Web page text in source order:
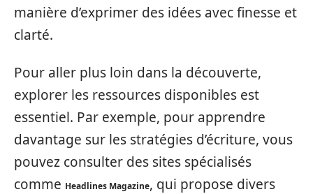
manière d’exprimer des idées avec finesse et
clarté.
Pour aller plus loin dans la découverte,
explorer les ressources disponibles est
essentiel. Par exemple, pour apprendre
davantage sur les stratégies d’écriture, vous
pouvez consulter des sites spécialisés
comme Headlines Magazine, qui propose divers